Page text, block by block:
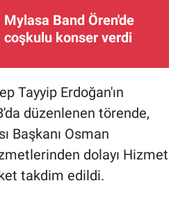
Mylasa Band Ören'de
coşkulu konser verdi
Tayyip Erdoğan'ın
düzenlenen törende,
Başkanı Osman
dolayı Hizmet
takdim edildi.